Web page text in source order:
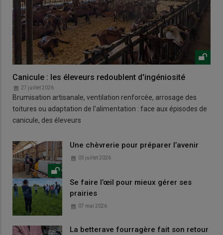
Canicule : les éleveurs redoublent d'ingéniosité
27 juillet 2026
Brumisation artisanale, ventilation renforcée, arrosage des
toitures ou adaptation de l'alimentation : face aux épisodes de
canicule, des éleveurs
Une chèvrerie pour préparer l’avenir
03 juillet 2026
Se faire l’œil pour mieux gérer ses
prairies
07 mai 2026
La betterave fourragère fait son retour